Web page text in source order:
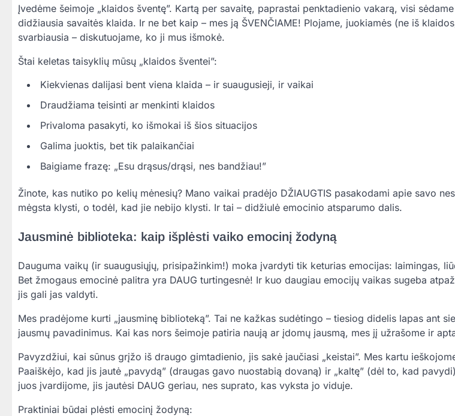
Įvedėme šeimoje „klaidos šventę”. Kartą per savaitę, paprastai penktadienio vakarą, visi
didžiausia savaitės klaida. Ir ne bet kaip – mes ją ŠVENČIAME! Plojame, juokiamės (ne iš
svarbiausia – diskutuojame, ko ji mus išmokė.
Štai keletas taisyklių mūsų „klaidos šventei”:
Kiekvienas dalijasi bent viena klaida – ir suaugusieji, ir vaikai
Draudžiama teisinti ar menkinti klaidos
Privaloma pasakyti, ko išmokai iš šios situacijos
Galima juoktis, bet tik palaikančiai
Baigiame frazę: „Esu drąsus/drąsi, nes bandžiau!”
Žinote, kas nutiko po kelių mėnesių? Mano vaikai pradėjo DŽIAUGTIS pasakodami apie savo
mėgsta klysti, o todėl, kad jie nebijo klysti. Ir tai – didžiulė emocinio atsparumo dalis.
Jausminė biblioteka: kaip išplėsti vaiko emocinį žodyną
Dauguma vaikų (ir suaugusiųjų, prisipažinkim!) moka įvardyti tik keturias emocijas: laimingas,
Bet žmogaus emocinė palitra yra DAUG turtingesnė! Ir kuo daugiau emocijų vaikas sugeba
jis gali jas valdyti.
Mes pradėjome kurti „jausminę biblioteką”. Tai ne kažkas sudėtingo – tiesiog didelis lapas ant
jausmų pavadinimus. Kai kas nors šeimoje patiria naują ar įdomų jausmą, mes jį užrašome ir
Pavyzdžiui, kai sūnus grįžo iš draugo gimtadienio, jis sakė jaučiasi „keistai”. Mes kartu
Paaiškėjo, kad jis jautė „pavydą” (draugas gavo nuostabią dovaną) ir „kaltę” (dėl to, kad
juos įvardijome, jis jautėsi DAUG geriau, nes suprato, kas vyksta jo viduje.
Praktiniai būdai plėsti emocinį žodyną: